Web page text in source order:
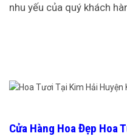
nhu yếu của quý khách
Cửa Hàng Hoa Đẹp Hoa